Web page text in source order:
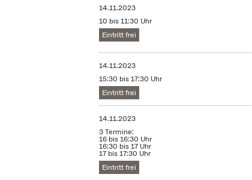
14.11.2023
10 bis 11:30 Uhr
Eintritt frei
14.11.2023
15:30 bis 17:30 Uhr
Eintritt frei
14.11.2023
3 Termine:
16 bis 16:30 Uhr
16:30 bis 17 Uhr
17 bis 17:30 Uhr
Eintritt frei